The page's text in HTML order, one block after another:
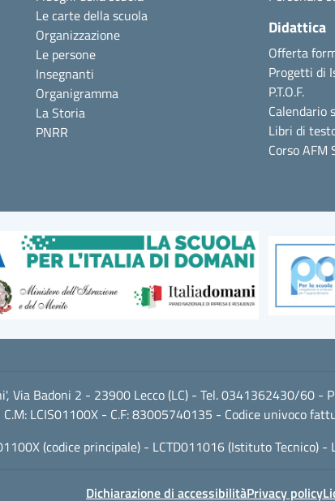
Le carte della scuola
Organizzazione
Le persone
Insegnanti
Organigramma
La Storia
PNRR
Didattica
Offerta
Progetti di
P.T.O.F.
Calendario
Libri di
Corso AFM
Via Badoni 2 - 23900 Lecco (LC) - Tel. 0341362430/60 -
C.M: LCIS01100X - C.F: 83005740135 - Codice univoco
(codice principale) - LCTD011016 (Istituto Tecnico)
Dichiarazione di accessibilitàPrivacy policy